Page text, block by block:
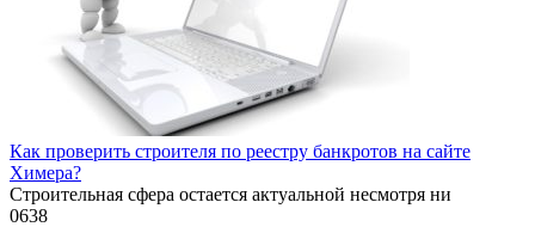
Как проверить строителя по реестру банкротов на сайте
Химера?
Строительная сфера остается актуальной несмотря ни
0638